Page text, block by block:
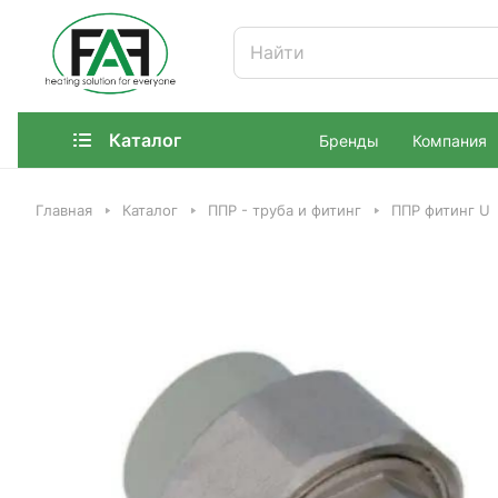
Каталог Бренды Компания
Главная Каталог ППР - труба и фитинг ППР фитинг U